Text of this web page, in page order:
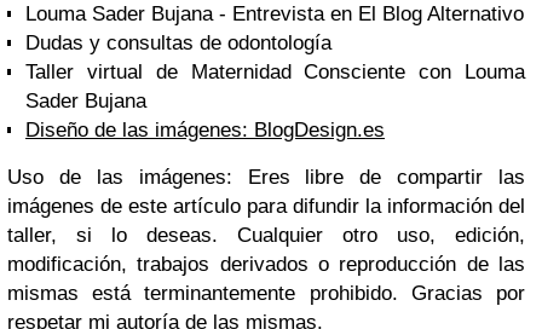
Louma Sader Bujana - Entrevista en El Blog Alternativo
Dudas y consultas de odontología
Taller virtual de Maternidad Consciente con Louma
Sader Bujana
Diseño de las imágenes: BlogDesign.es
Uso de las imágenes: Eres libre de compartir las
imágenes de este artículo para difundir la información del
taller, si lo deseas. Cualquier otro uso, edición,
modificación, trabajos derivados o reproducción de las
mismas está terminantemente prohibido. Gracias por
respetar mi autoría de las mismas.